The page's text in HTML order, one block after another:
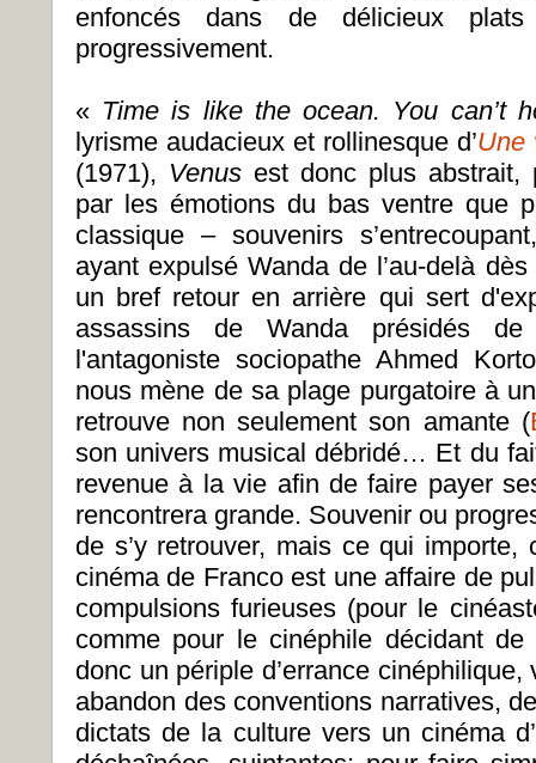
enfoncés dans de délicieux
progressivement.
« Time is like the ocean. You can’t
lyrisme audacieux et rollinesque d’Une
(1971), Venus est donc plus abstrait,
par les émotions du bas ventre que
classique – souvenirs
ayant expulsé Wanda de l’au-delà
un bref retour en arrière qui sert
assassins de Wanda présidés
l'antagoniste sociopathe Ahmed
nous mène de sa plage purgatoire à
retrouve non seulement son amante (
son univers musical débridé… Et du
revenue à la vie afin de faire payer
rencontrera grande. Souvenir ou
de s’y retrouver, mais ce qui
cinéma de Franco est une affaire de
compulsions furieuses (pour le
comme pour le cinéphile décidant
donc un périple d’errance
abandon des conventions narratives,
dictats de la culture vers un cinéma